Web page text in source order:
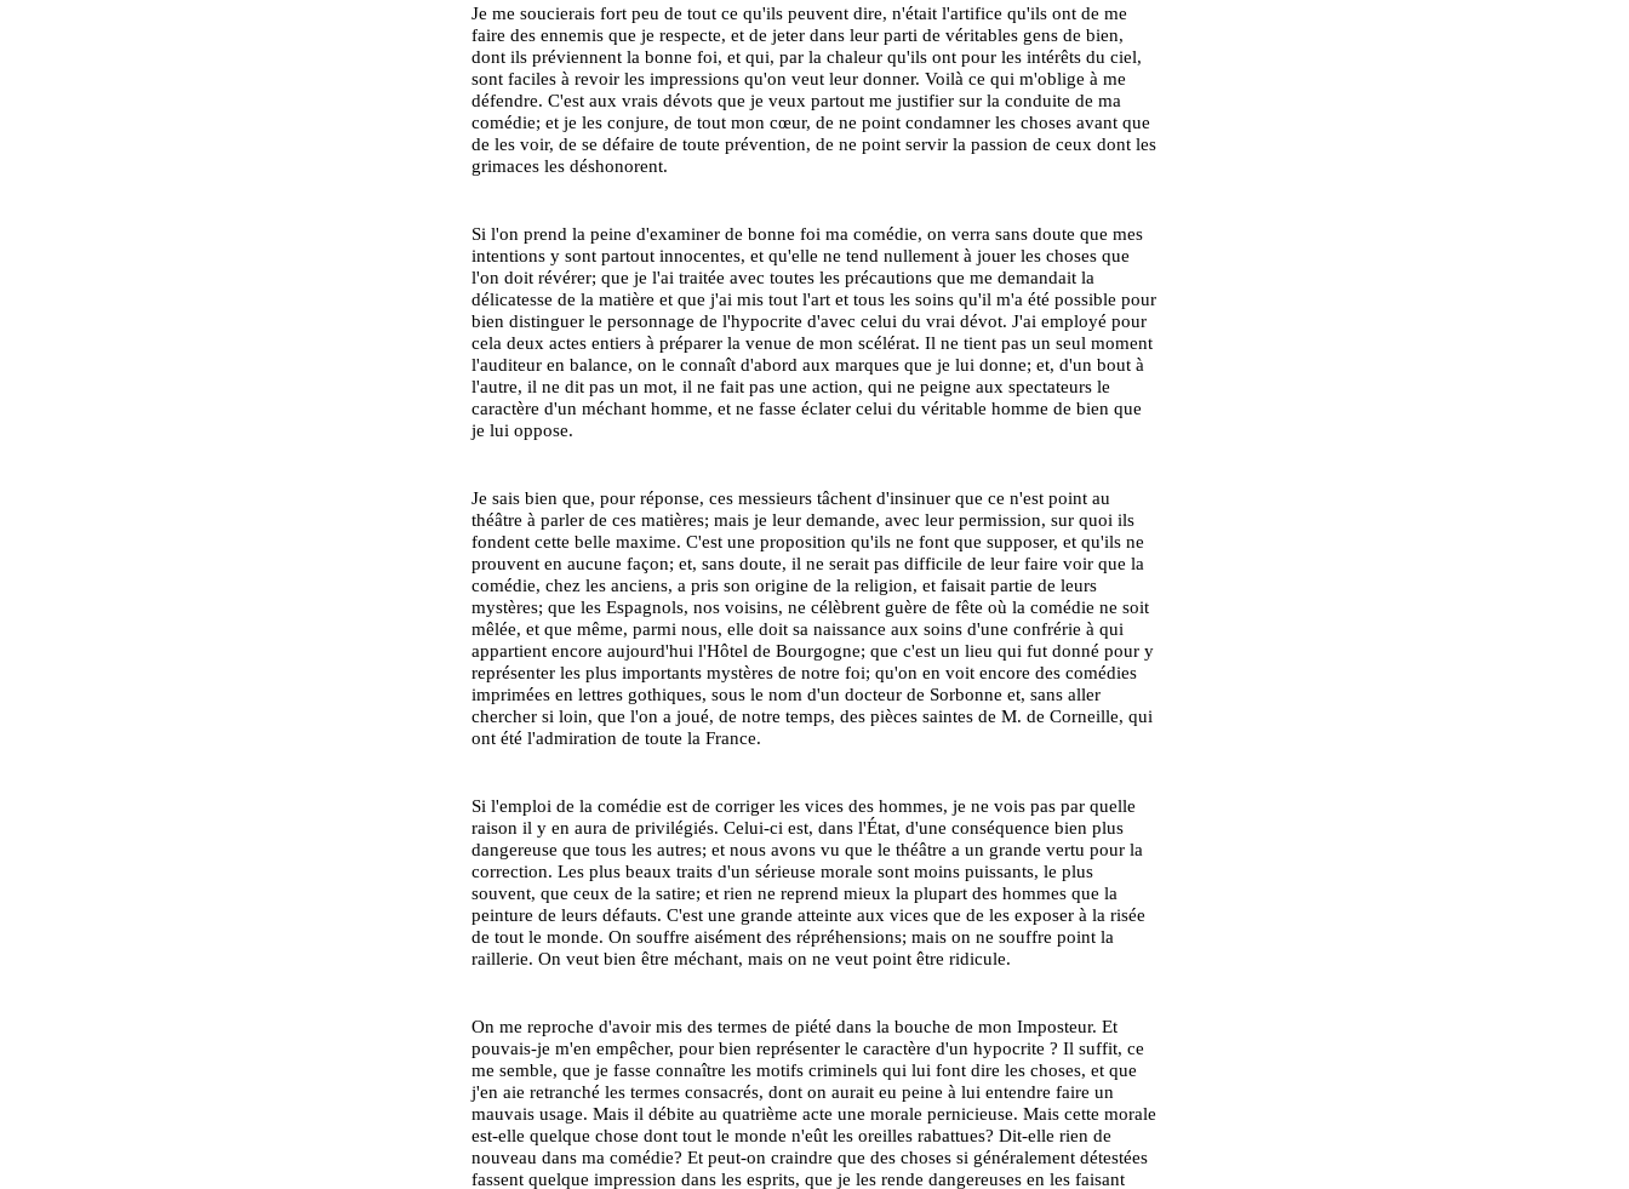
Je me soucierais fort peu de tout ce qu'ils peuvent dire, n'était l'artifice qu'ils ont de me
faire des ennemis que je respecte, et de jeter dans leur parti de véritables gens de bien,
dont ils préviennent la bonne foi, et qui, par la chaleur qu'ils ont pour les intérêts du ciel,
sont faciles à revoir les impressions qu'on veut leur donner. Voilà ce qui m'oblige à me
défendre. C'est aux vrais dévots que je veux partout me justifier sur la conduite de ma
comédie; et je les conjure, de tout mon cœur, de ne point condamner les choses avant que
de les voir, de se défaire de toute prévention, de ne point servir la passion de ceux dont les
grimaces les déshonorent.
Si l'on prend la peine d'examiner de bonne foi ma comédie, on verra sans doute que mes
intentions y sont partout innocentes, et qu'elle ne tend nullement à jouer les choses que
l'on doit révérer; que je l'ai traitée avec toutes les précautions que me demandait la
délicatesse de la matière et que j'ai mis tout l'art et tous les soins qu'il m'a été possible pour
bien distinguer le personnage de l'hypocrite d'avec celui du vrai dévot. J'ai employé pour
cela deux actes entiers à préparer la venue de mon scélérat. Il ne tient pas un seul moment
l'auditeur en balance, on le connaît d'abord aux marques que je lui donne; et, d'un bout à
l'autre, il ne dit pas un mot, il ne fait pas une action, qui ne peigne aux spectateurs le
caractère d'un méchant homme, et ne fasse éclater celui du véritable homme de bien que
je lui oppose.
Je sais bien que, pour réponse, ces messieurs tâchent d'insinuer que ce n'est point au
théâtre à parler de ces matières; mais je leur demande, avec leur permission, sur quoi ils
fondent cette belle maxime. C'est une proposition qu'ils ne font que supposer, et qu'ils ne
prouvent en aucune façon; et, sans doute, il ne serait pas difficile de leur faire voir que la
comédie, chez les anciens, a pris son origine de la religion, et faisait partie de leurs
mystères; que les Espagnols, nos voisins, ne célèbrent guère de fête où la comédie ne soit
mêlée, et que même, parmi nous, elle doit sa naissance aux soins d'une confrérie à qui
appartient encore aujourd'hui l'Hôtel de Bourgogne; que c'est un lieu qui fut donné pour y
représenter les plus importants mystères de notre foi; qu'on en voit encore des comédies
imprimées en lettres gothiques, sous le nom d'un docteur de Sorbonne et, sans aller
chercher si loin, que l'on a joué, de notre temps, des pièces saintes de M. de Corneille, qui
ont été l'admiration de toute la France.
Si l'emploi de la comédie est de corriger les vices des hommes, je ne vois pas par quelle
raison il y en aura de privilégiés. Celui-ci est, dans l'État, d'une conséquence bien plus
dangereuse que tous les autres; et nous avons vu que le théâtre a un grande vertu pour la
correction. Les plus beaux traits d'un sérieuse morale sont moins puissants, le plus
souvent, que ceux de la satire; et rien ne reprend mieux la plupart des hommes que la
peinture de leurs défauts. C'est une grande atteinte aux vices que de les exposer à la risée
de tout le monde. On souffre aisément des répréhensions; mais on ne souffre point la
raillerie. On veut bien être méchant, mais on ne veut point être ridicule.
On me reproche d'avoir mis des termes de piété dans la bouche de mon Imposteur. Et
pouvais-je m'en empêcher, pour bien représenter le caractère d'un hypocrite ? Il suffit, ce
me semble, que je fasse connaître les motifs criminels qui lui font dire les choses, et que
j'en aie retranché les termes consacrés, dont on aurait eu peine à lui entendre faire un
mauvais usage. Mais il débite au quatrième acte une morale pernicieuse. Mais cette morale
est-elle quelque chose dont tout le monde n'eût les oreilles rabattues? Dit-elle rien de
nouveau dans ma comédie? Et peut-on craindre que des choses si généralement détestées
fassent quelque impression dans les esprits, que je les rende dangereuses en les faisant